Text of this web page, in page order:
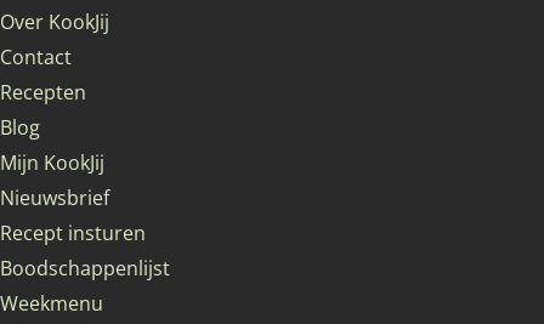
Over KookJij
Contact
Recepten
Blog
Mijn KookJij
Nieuwsbrief
Recept insturen
Boodschappenlijst
Weekmenu